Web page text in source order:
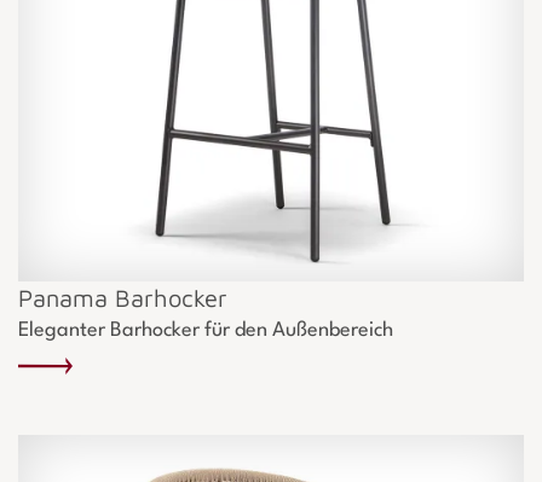
Panama Barhocker
Eleganter Barhocker für den Außenbereich